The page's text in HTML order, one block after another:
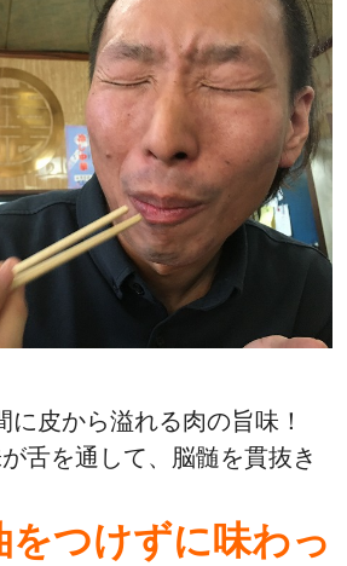
に皮から溢れる肉の旨味！
舌を通して、脳髄を貫抜き
をつけずに味わっ